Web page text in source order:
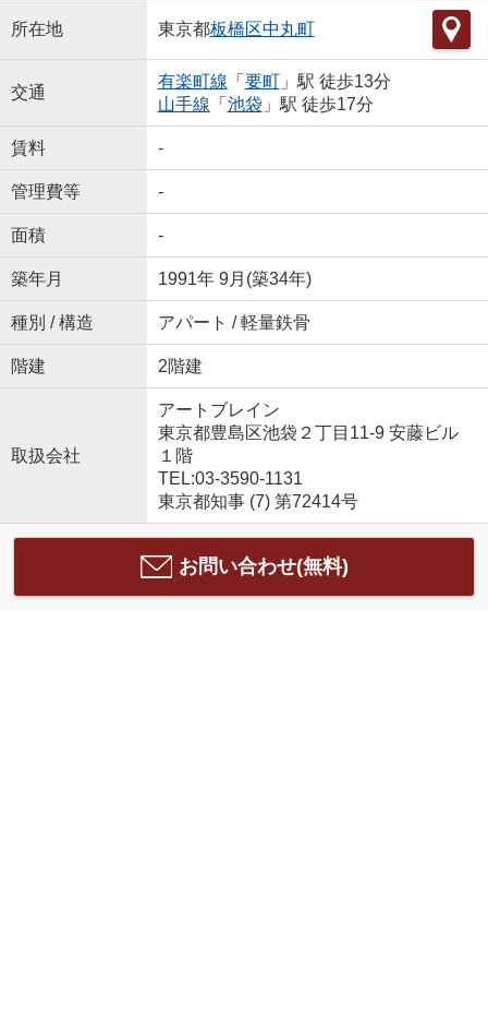
所在地 東京都板橋区中丸町
交通
有楽町線 「 要町」駅 徒歩13分
山手線 「 池袋 」駅 徒歩17分
賃料 -
管理費等 -
面積 -
築年月 1991年 9月(築34年)
種別 / 構造 アパート / 軽量鉄骨
階建 2階建
取扱会社
アートブレイン
東京都豊島区池袋２丁目11-9 安藤ビル
１階
TEL:03-3590-1131
東京都知事 (7) 第72414号
お問い合わせ(無料)